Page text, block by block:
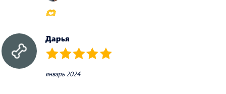
🫶
Дарья
(*) (*) (*) (*) (*)
январь 2024